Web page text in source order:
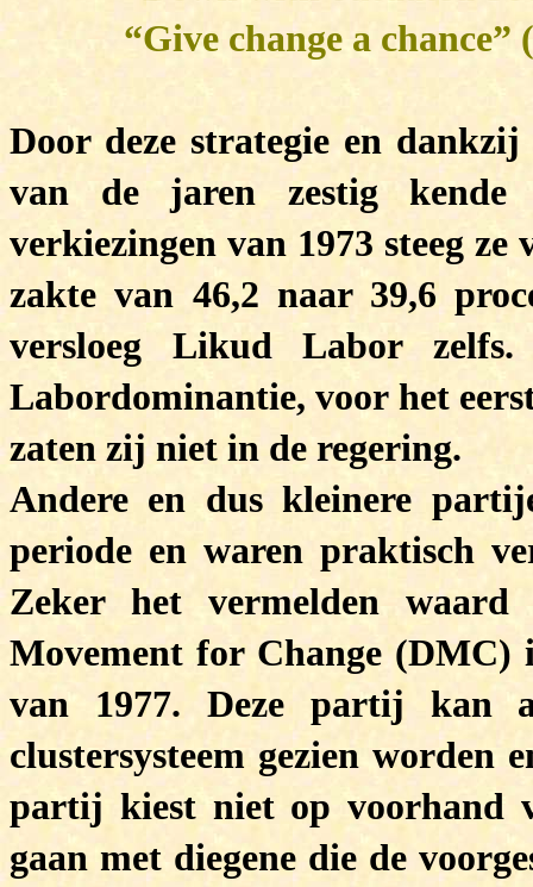
“Give change a chance”
Door deze strategie en
van de jaren zestig kende
verkiezingen van 1973 steeg
zakte van 46,2 naar 39,6
versloeg Likud Labor
Labordominantie, voor het
zaten zij niet in de regering.
Andere en dus kleinere
periode en waren praktisch
Zeker het vermelden
Movement for Change (DMC)
van 1977. Deze partij kan
clustersysteem gezien worden
partij kiest niet op voorhand
gaan met diegene die de